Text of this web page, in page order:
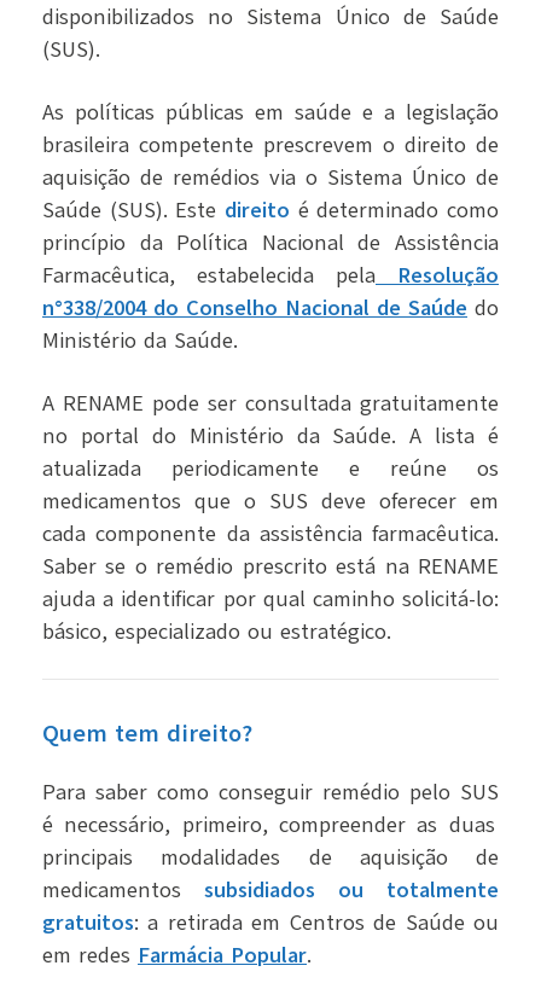
disponibilizados no Sistema Único de Saúde
(SUS).
As políticas públicas em saúde e a legislação
brasileira competente prescrevem o direito de
aquisição de remédios via o Sistema Único de
Saúde (SUS). Este direito é determinado como
princípio da Política Nacional de Assistência
Farmacêutica, estabelecida pela Resolução
n°338/2004 do Conselho Nacional de Saúde do
Ministério da Saúde.
A RENAME pode ser consultada gratuitamente
no portal do Ministério da Saúde. A lista é
atualizada periodicamente e reúne os
medicamentos que o SUS deve oferecer em
cada componente da assistência farmacêutica.
Saber se o remédio prescrito está na RENAME
ajuda a identificar por qual caminho solicitá-lo:
básico, especializado ou estratégico.
Quem tem direito?
Para saber como conseguir remédio pelo SUS
é necessário, primeiro, compreender as duas
principais modalidades de aquisição de
medicamentos subsidiados ou totalmente
gratuitos: a retirada em Centros de Saúde ou
em redes Farmácia Popular.